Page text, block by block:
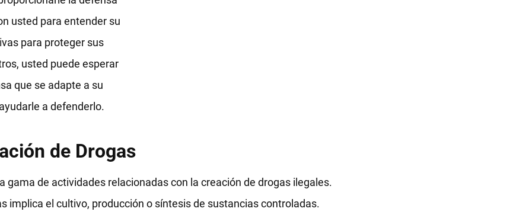
usted para entender su
para proteger sus
usted puede esperar
que se adapte a su
a defenderlo.
de Drogas
de actividades relacionadas con la creación de drogas ilegales.
implica el cultivo, producción o síntesis de sustancias controladas.